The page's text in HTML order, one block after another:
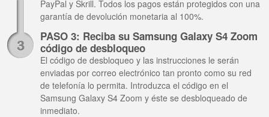
PayPal y Skrill. Todos los pagos están protegidos con una
garantía de devolución monetaria al 100%.
PASO 3: Reciba su Samsung Galaxy S4 Zoom
código de desbloqueo
El código de desbloqueo y las instrucciones le serán
enviadas por correo electrónico tan pronto como su red
de telefonía lo permita. Introduzca el código en el
Samsung Galaxy S4 Zoom y éste se desbloqueado de
inmediato.